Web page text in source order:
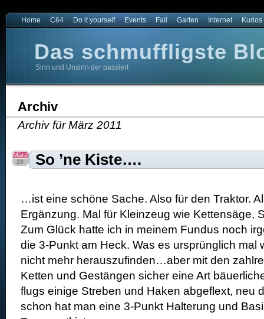
Home C64 Do it yourself Events Fail Garten Internet Kurios
Das schmuffligste
Sinn und Unsinn der passiert
Archiv
Archiv für März 2011
So ’ne Kiste….
März
28
…ist eine schöne Sache. Also für den Traktor.
Ergänzung. Mal für Kleinzeug wie Kettensäge,
Zum Glück hatte ich in meinem Fundus noch
die 3-Punkt am Heck. Was es ursprünglich mal
nicht mehr herauszufinden…aber mit den
Ketten und Gestängen sicher eine Art
flugs einige Streben und Haken abgeflext, neu
schon hat man eine 3-Punkt Halterung und